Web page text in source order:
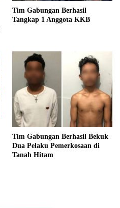
Tim Gabungan Berhasil
Tangkap 1 Anggota KKB
Tim Gabungan Berhasil Bekuk
Dua Pelaku Pemerkosaan di
Tanah Hitam